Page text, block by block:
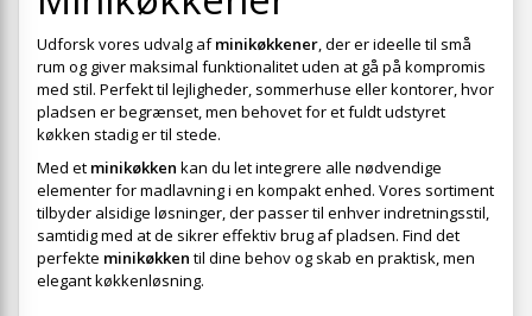
Udforsk vores udvalg afminikøkkener, der er ideelle til små
rum og giver maksimal funktionalitet uden at gå på kompromis
med stil. Perfekt til lejligheder, sommerhuse eller kontorer, hvor
pladsen er begrænset, men behovet for et fuldt udstyret
køkken stadig er til stede.
Med et minikøkken kan du let integrere alle nødvendige
elementer for madlavning i en kompakt enhed. Vores sortiment
tilbyder alsidige løsninger, der passer til enhver indretningsstil,
samtidig med at de sikrer effektiv brug af pladsen. Find det
perfekte minikøkken til dine behov og skab en praktisk, men
elegant køkkenløsning.